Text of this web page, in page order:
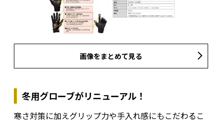
画像をまとめて見る
冬用グローブがリニューアル！
寒さ対策に加えグリップ力や手入れ感にもこだわるこ